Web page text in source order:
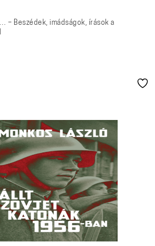
– Beszédek, imádságok, írások a